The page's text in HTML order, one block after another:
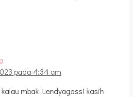
pada 4:34 am
mbak Lendyagassi kasih